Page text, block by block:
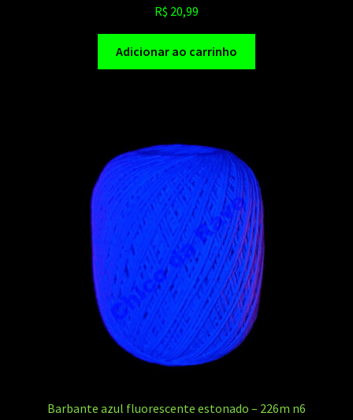
R$ 20,99
Adicionar ao carrinho
Barbante azul fluorescente estonado – 226m n6